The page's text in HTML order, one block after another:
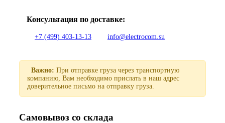
Консультация по доставке:
+7 (499) 403-13-13 info@electrocom.su
Важно: При отправке груза через транспортную
компанию, Вам необходимо прислать в наш адрес
доверительное письмо на отправку груза.
Самовывоз со склада